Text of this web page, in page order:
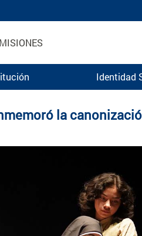
Identidad
Politécnica Salesiana
la